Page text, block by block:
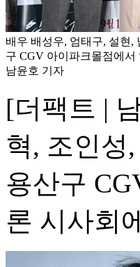
배우 배성우, 엄태구, 설현,
구 CGV 아이파크몰점에
남윤호 기자
[더팩트 |
혁, 조인성
용산구
론 시사회